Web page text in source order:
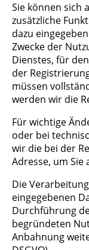
Sie können sich
zusätzliche
dazu
Zwecke der
Dienstes, für
der
müssen
werden wir die
Für wichtige
oder bei
wir die bei der
Adresse, um Sie
Die
eingegebenen
Durchführung
begründeten
Anbahnung